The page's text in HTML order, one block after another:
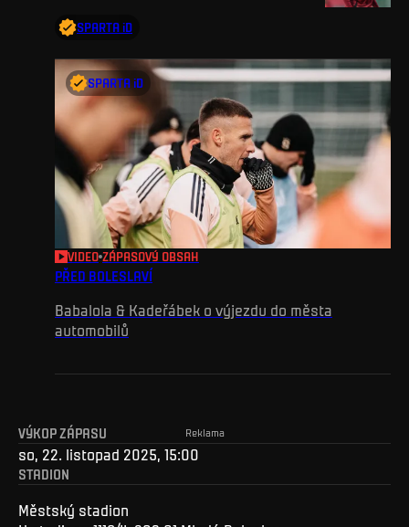
SPARTA iD
VIDEO ZÁPASOVÝ OBSAH
PŘED BOLESLAVÍ
Babalola & Kadeřábek o výjezdu do města
automobilů
SPARTA iD
Reklama
VÝKOP ZÁPASU
so, 22. listopad 2025, 15:00
STADION
Městský stadion